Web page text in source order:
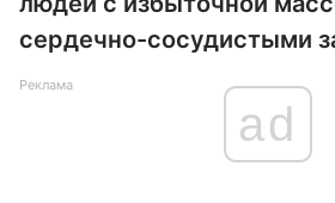
сердечно-сосудистыми
Реклама
ad